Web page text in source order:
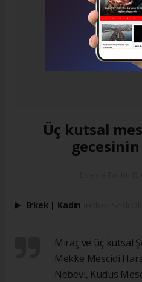
Üç kutsal
Erkek | Kadın
Miraç ve üç kutsal
Mekke Mescidi
Nebevi, Kudüs